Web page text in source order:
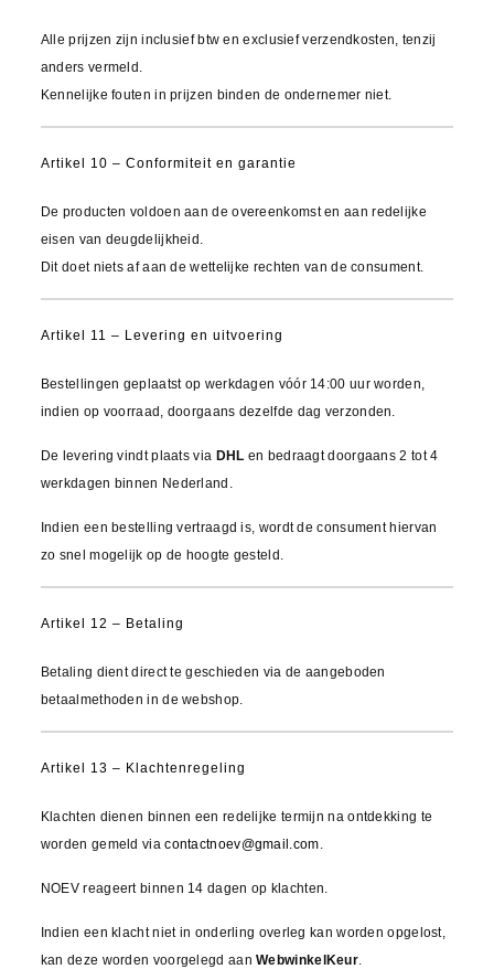
Alle prijzen zijn inclusief btw en exclusief verzendkosten, tenzij
anders vermeld.
Kennelijke fouten in prijzen binden de ondernemer niet.
Artikel 10 – Conformiteit en garantie
De producten voldoen aan de overeenkomst en aan redelijke
eisen van deugdelijkheid.
Dit doet niets af aan de wettelijke rechten van de consument.
Artikel 11 – Levering en uitvoering
Bestellingen geplaatst op werkdagen vóór 14:00 uur worden,
indien op voorraad, doorgaans dezelfde dag verzonden.
De levering vindt plaats via DHL en bedraagt doorgaans 2 tot 4
werkdagen binnen Nederland.
Indien een bestelling vertraagd is, wordt de consument hiervan
zo snel mogelijk op de hoogte gesteld.
Artikel 12 – Betaling
Betaling dient direct te geschieden via de aangeboden
betaalmethoden in de webshop.
Artikel 13 – Klachtenregeling
Klachten dienen binnen een redelijke termijn na ontdekking te
worden gemeld viacontactnoev@gmail.com.
NOEV reageert binnen 14 dagen op klachten.
Indien een klacht niet in onderling overleg kan worden opgelost,
kan deze worden voorgelegd aanWebwinkelKeur.